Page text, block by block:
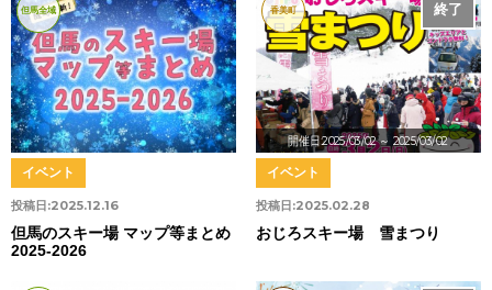
但馬全域
投稿日:2025.12.16
イベント
但馬のスキー場 マップ等まとめ
2025-2026
開催日:2025/03/02～ 2025/03/02
終了
香美町
投稿日:2025.02.28
イベント
おじろスキー場 雪まつり